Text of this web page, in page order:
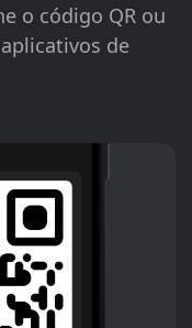
o código QR ou
de